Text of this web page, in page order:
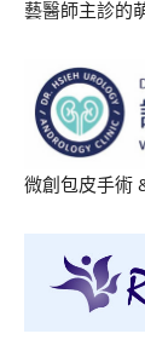
藝醫師主診的
微創包皮手術